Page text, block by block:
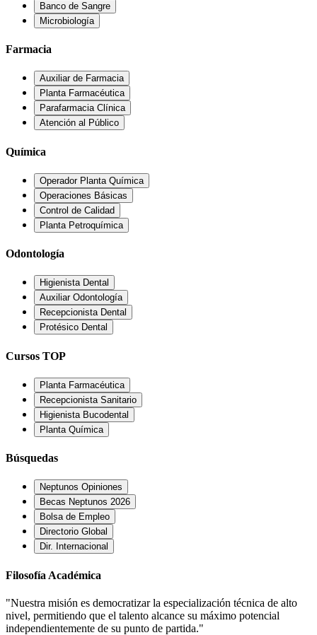
Banco de Sangre
Microbiología
Farmacia
Auxiliar de Farmacia
Planta Farmacéutica
Parafarmacia Clínica
Atención al Público
Química
Operador Planta Química
Operaciones Básicas
Control de Calidad
Planta Petroquímica
Odontología
Higienista Dental
Auxiliar Odontología
Recepcionista Dental
Protésico Dental
Cursos TOP
Planta Farmacéutica
Recepcionista Sanitario
Higienista Bucodental
Planta Química
Búsquedas
Neptunos Opiniones
Becas Neptunos 2026
Bolsa de Empleo
Directorio Global
Dir. Internacional
Filosofía Académica
"Nuestra misión es democratizar la especialización técnica de alto
nivel, permitiendo que el talento alcance su máximo potencial
independientemente de su punto de partida."